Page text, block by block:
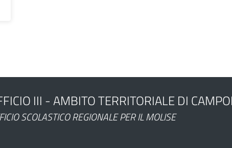
III - AMBITO TERRITORIALE DI
SCOLASTICO REGIONALE PER IL MOLISE